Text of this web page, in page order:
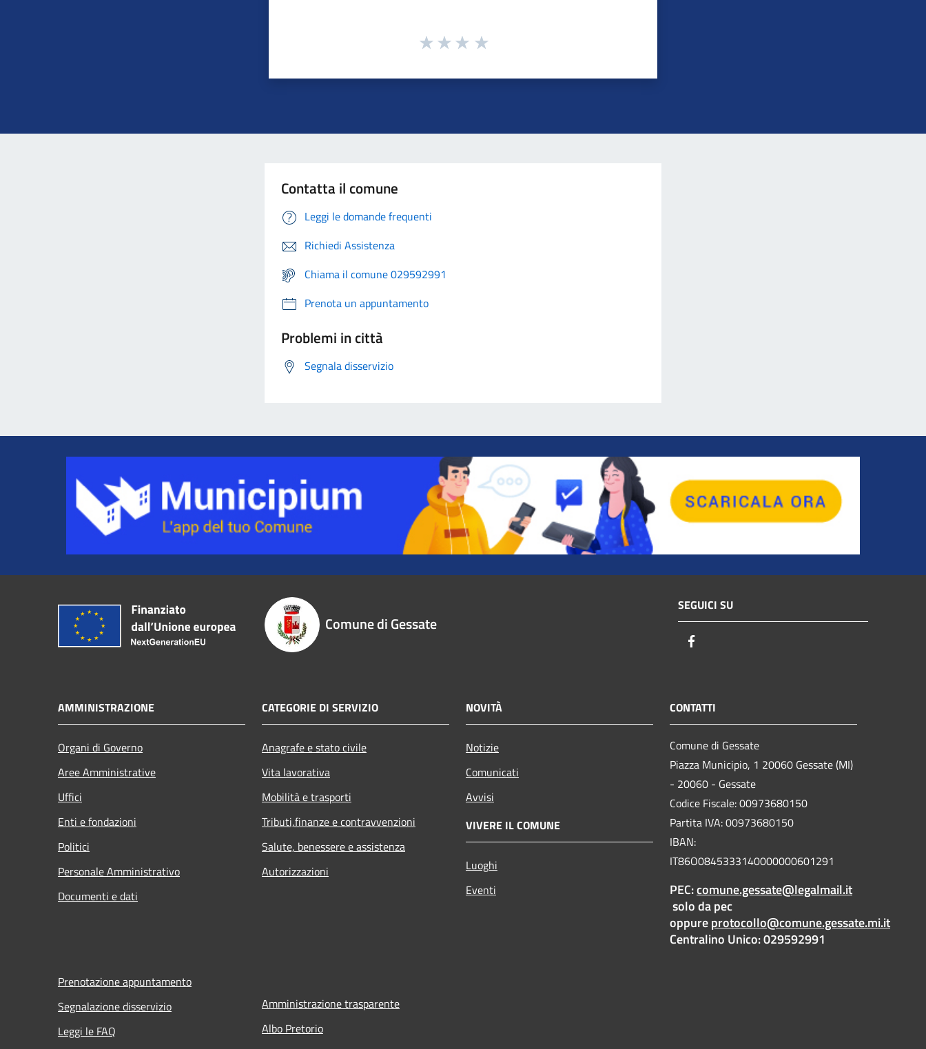
Contatta il comune
Leggi le domande frequenti
Richiedi Assistenza
Chiama il comune 029592991
Prenota un appuntamento
Problemi in città
Segnala disservizio
Comune di Gessate
SEGUICI SU
AMMINISTRAZIONE
Organi di Governo
Aree Amministrative
Uffici
Enti e fondazioni
Politici
Personale Amministrativo
Documenti e dati
CATEGORIE DI SERVIZIO
Anagrafe e stato civile
Vita lavorativa
Mobilità e trasporti
Tributi,finanze e contravvenzioni
Salute, benessere e assistenza
Autorizzazioni
NOVITÀ
Notizie
Comunicati
Avvisi
VIVERE IL COMUNE
Luoghi
Eventi
CONTATTI
Comune di Gessate
Piazza Municipio, 1 20060 Gessate (MI)
- 20060 - Gessate
Codice Fiscale: 00973680150
Partita IVA: 00973680150
IBAN:
IT86O0845333140000000601291
PEC:comune.gessate@legalmail.it
solo da pec
oppureprotocollo@comune.gessate.mi.it
Centralino Unico: 029592991
Prenotazione appuntamento
Segnalazione disservizio
Leggi le FAQ
Amministrazione trasparente
Albo Pretorio